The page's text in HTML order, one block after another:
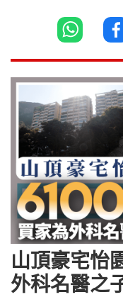
山頂豪宅怡
外科名醫之